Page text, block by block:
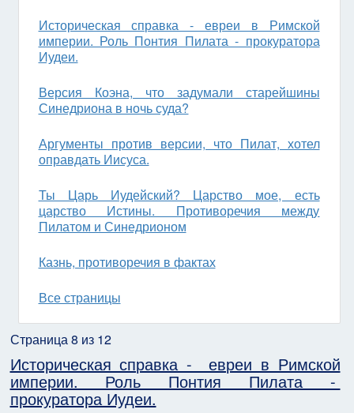
Историческая справка - евреи в Римской
империи. Роль Понтия Пилата - прокуратора
Иудеи.
Версия Коэна, что задумали старейшины
Синедриона в ночь суда?
Аргументы против версии, что Пилат, хотел
оправдать Иисуса.
Ты Царь Иудейский? Царство мое, есть
царство Истины. Противоречия между
Пилатом и Синедрионом
Казнь, противоречия в фактах
Все страницы
Страница 8 из 12
Историческая справка - евреи в Римской
империи. Роль Понтия Пилата -
прокуратора Иудеи.